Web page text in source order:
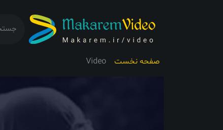
صفحه نخست Video